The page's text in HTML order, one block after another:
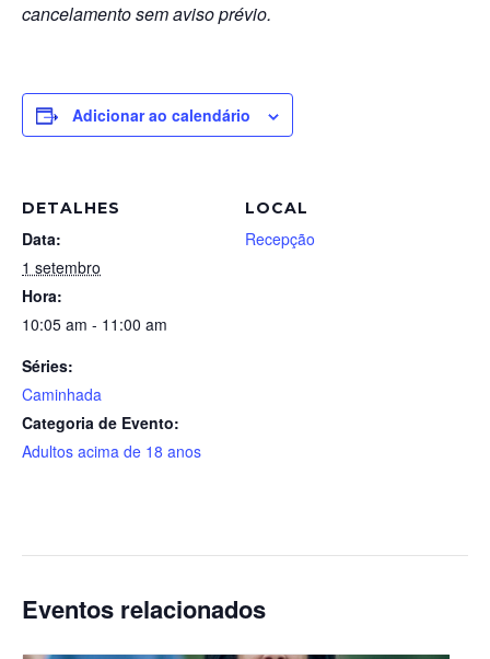
cancelamento sem aviso prévio.
Adicionar ao calendário
DETALHES
Data:
1 setembro
Hora:
10:05 am - 11:00 am
Séries:
Caminhada
Categoria de Evento:
Adultos acima de 18 anos
LOCAL
Recepção
Eventos relacionados